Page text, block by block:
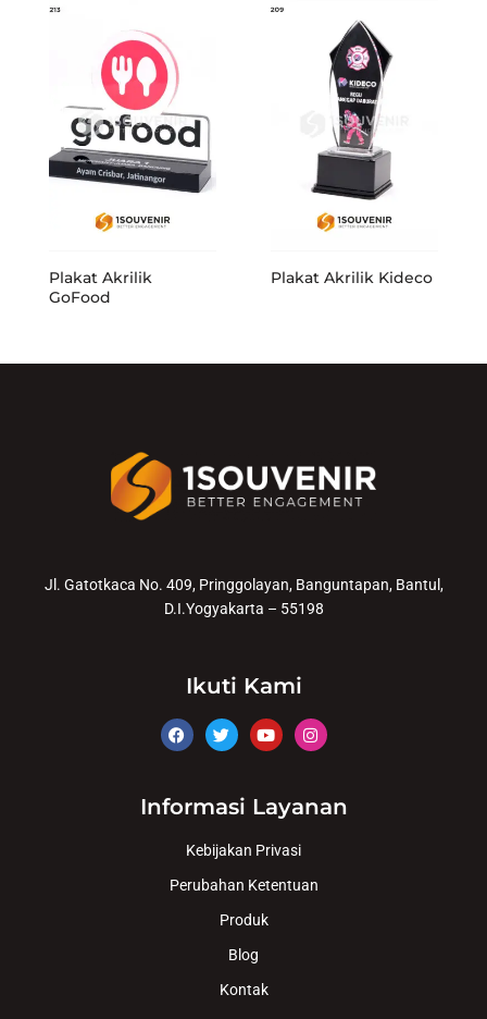
Plakat Akrilik
GoFood
Plakat Akrilik Kideco
Jl. Gatotkaca No. 409, Pringgolayan, Banguntapan, Bantul,
D.I.Yogyakarta – 55198
Ikuti Kami
Informasi Layanan
Kebijakan Privasi
Perubahan Ketentuan
Produk
Blog
Kontak